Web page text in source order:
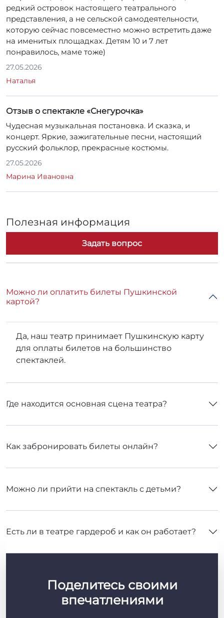
Чудесная музыкальная постановка. И сказка, и
концерт. Яркие, зажигательные песни, настоящий
русский фольклор, прекрасные костюмы.
Полезная информация
Задать вопрос
Можно ли оплатить билеты Пушкинской
Да, наш театр принимает Пушкинскую карту
для оплаты билетов на большинство
Где находится основная сцена театра?
Как забронировать билеты онлайн?
Поделитесь своими
впечатлениями
Независимая оценка качества
условий оказания услуг
Поделиться